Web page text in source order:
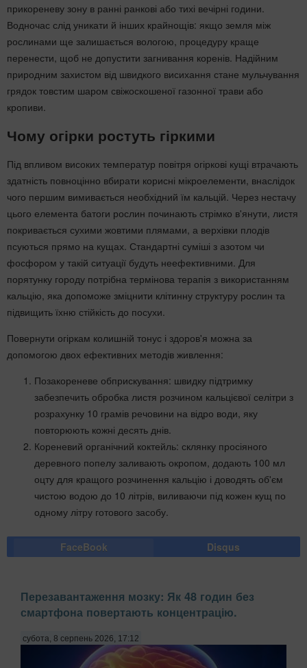
прикореневу зону в ранні ранкові або тихі вечірні години.
Водночас слід уникати й інших крайнощів: якщо земля між
рослинами ще залишається вологою, процедуру краще
перенести, щоб не допустити загнивання коренів. Надійним
природним захистом від швидкого висихання стане мульчування
грядок товстим шаром свіжоскошеної газонної трави або
кропиви.
Чому огірки ростуть гіркими
Під впливом високих температур повітря огіркові кущі втрачають
здатність повноцінно вбирати корисні мікроелементи, внаслідок
чого першим вимивається необхідний їм кальцій. Через нестачу
цього елемента батоги рослин починають стрімко в'янути, листя
покривається сухими жовтими плямами, а верхівки плодів
псуються прямо на кущах. Стандартні суміші з азотом чи
фосфором у такій ситуації будуть неефективними. Для
порятунку городу потрібна термінова терапія з використанням
кальцію, яка допоможе зміцнити клітинну структуру рослин та
підвищить їхню стійкість до посухи.
Повернути огіркам колишній тонус і здоров'я можна за
допомогою двох ефективних методів живлення:
Позакореневе обприскування: швидку підтримку
забезпечить обробка листя розчином кальцієвої селітри з
розрахунку 10 грамів речовини на відро води, яку
повторюють кожні десять днів.
Кореневий органічний коктейль: склянку просіяного
деревного попелу заливають окропом, додають 100 мл
оцту для кращого розчинення кальцію і доводять об'єм
чистою водою до 10 літрів, виливаючи під кожен кущ по
одному літру готового засобу.
FaceBook Disqus
Перезавантаження мозку: Як 48 годин без
смартфона повертають концентрацію.
субота, 8 серпень 2026, 17:12